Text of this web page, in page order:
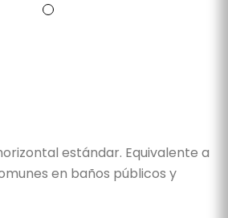
estándar. Equivalente a
en baños públicos y